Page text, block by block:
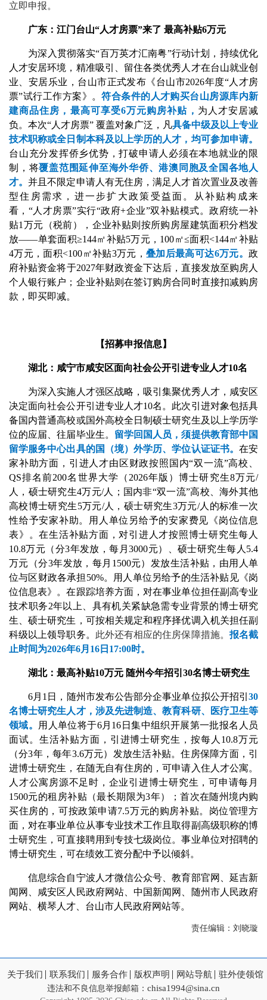
立即申报。
广东：江门台山“人才房票”来了 最高补贴6万元
为深入贯彻落实“百万英才汇南粤”行动计划，持续优化
人才安居环境，精准吸引、留住各类优秀人才在台山就业创
业、安居乐业，台山市正式发布《台山市2026年度“人才房
票”试行工作方案》。符合条件的人才购买台山房源库内新
建商品住房，最高可享受6万元购房补贴， 为人才安居减
负。本次“人才房票” 覆盖对象广泛，凡具备中级及以上专业
技术职称或全日制本科及以上学历的人才，均可参加申请。
台山充分发挥侨乡优势，打破申请人必须在本地就业的限
制，将覆盖范围延伸至海外华侨、港澳同胞及全国各地人
才。并且不限定申请人有无住房，满足人才首次置业及改善
型住房需求，进一步扩大政策受益面。从补贴构成来
看，“人才房票”实行“政府+企业”双补贴模式。政府统一补
贴1万元（税前），企业补贴则按所购房屋建筑面积分档发
放——单套面积≥144㎡补贴5万元，100㎡≤面积<144㎡补贴
4万元，面积<100㎡补贴3万元，叠加后最高可达6万元。政
府补贴资金将于2027年财政资金下达后，直接发放至购房人
个人银行账户；企业补贴则在签订购房合同时直接扣减购房
款，即买即减。
【招募申报信息】
湖北：咸宁市咸安区面向社会公开引进专业人才10名
为深入实施人才强区战略，吸引集聚优秀人才，咸安区
决定面向社会公开引进专业人才10名。此次引进对象包括具
备国内普通高校或国外高校全日制硕士研究生及以上学历学
位的应届、往届毕业生。 留学回国人员，须提供教育部中国
留学服务中心出具的国（境）外学历、学位认证证书。 在安
家补助方面，引进人才由区财政按照国内“双一流”高校、
QS排名前200名世界大学（2026年版）博士研究生8万元/
人，硕士研究生4万元/人；国内非“双一流”高校、海外其他
高校博士研究生5万元/人，硕士研究生3万元/人的标准一次
性给予安家补助。用人单位另给予的安家费见《岗位信息
表》。在生活补贴方面，对引进人才按照博士研究生每人
10.8万元（分3年发放，每月3000元）、硕士研究生每人5.4
万元（分3年发放，每月1500元）发放生活补贴，由用人单
位与区财政各承担50%。用人单位另给予的生活补贴见《岗
位信息表》。在跟踪培养方面，对在事业单位担任副高专业
技术职务2年以上、具有机关紧缺急需专业背景的博士研究
生、硕士研究生，可按相关规定和程序择优调入机关担任副
科级以上领导职务。 此外还有相应的住房保障措施。 报名截
止时间为2026年6月16日17:00时。
湖北：最高补贴10万元 随州今年招引30名博士研究生
6月1日，随州市发布公告部分企事业单位拟公开招引 30
名博士研究生人才，涉及先进制造、教育科研、医疗卫生等
领域。
用人单位将于6月16日集中组织开展第一批报名人员
面试。生活补贴方面，引进博士研究生，按每人10.8万元
（分3年，每年3.6万元）发放生活补贴。住房保障方面，引
进博士研究生，在随无自有住房的，可申请入住人才公寓。
人才公寓房源不足时，企业引进博士研究生，可申请每月
1500元的租房补贴（最长期限为3年）；首次在随州境内购
买住房的，可按政策申请7.5万元的购房补贴。岗位管理方
面，对在事业单位从事专业技术工作且取得副高级职称的博
士研究生，可直接聘用到专技七级岗位。事业单位对招聘的
博士研究生，可在绩效工资分配中予以倾斜。
信息综合自宁波人才微信公众号、教育部官网、延吉新
闻网、咸安区人民政府网站、中国新闻网、随州市人民政府
网站、横琴人才、台山市人民政府网站等。
责任编辑：刘晓璇
关于我们 联系我们 服务合作 版权声明 网站导航 驻外使领馆
违法和不良信息举报邮箱： chisa1994@sina.cn